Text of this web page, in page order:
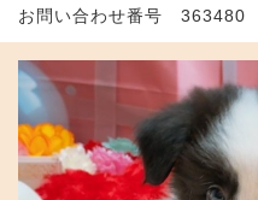
お問い合わせ番号 363480